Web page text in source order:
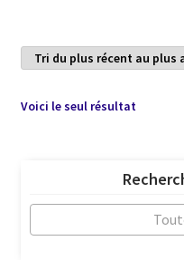
Voici le seul résultat